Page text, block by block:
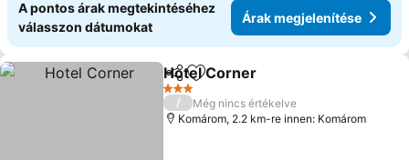
A pontos árak megtekintéséhez
válasszon dátumokat
Árak megjelenítése
MegosztásHozzáadás a kedvencekhez
Hotel Corner
3 Kategória
/
Még nincs értékelve
Komárom, 2.2 km-re innen: Komárom